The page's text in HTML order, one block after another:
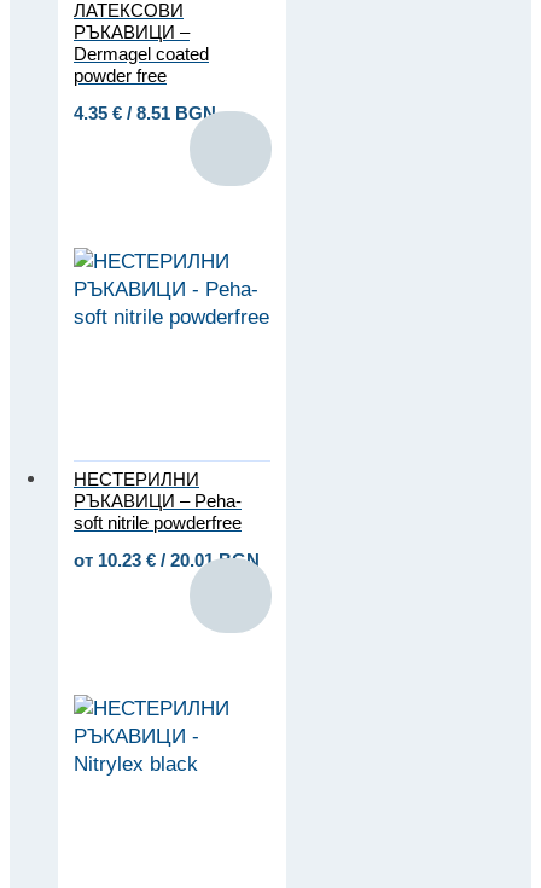
ЛАТЕКСОВИ
РЪКАВИЦИ –
Dermagel coated
powder free
4.35 € / 8.51 BGN
НЕСТЕРИЛНИ
РЪКАВИЦИ – Peha-
soft nitrile powderfree
от 10.23 € / 20.01 BGN